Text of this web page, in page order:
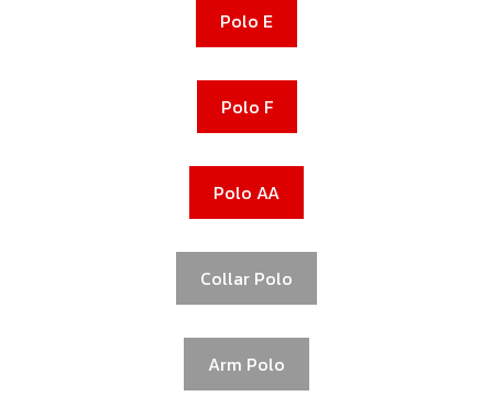
Polo E
Polo F
Polo AA
Collar Polo
Arm Polo